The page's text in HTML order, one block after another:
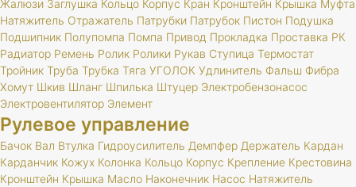
Жалюзи Заглушка Кольцо Корпус Кран Кронштейн Крышка Муфта
Натяжитель Отражатель Патрубки Патрубок Пистон Подушка
Подшипник Полупомпа Помпа Привод Прокладка Проставка РК
Радиатор Ремень Ролик Ролики Рукав Ступица Термостат
Тройник Труба Трубка Тяга УГОЛОК Удлинитель Фальш Фибра
Хомут Шкив Шланг Шпилька Штуцер Электробензонасос
Электровентилятор Элемент
Рулевое управление
Бачок Вал Втулка Гидроусилитель Демпфер Держатель Кардан
Карданчик Кожух Колонка Кольцо Корпус Крепление Крестовина
Кронштейн Крышка Масло Наконечник Насос Натяжитель